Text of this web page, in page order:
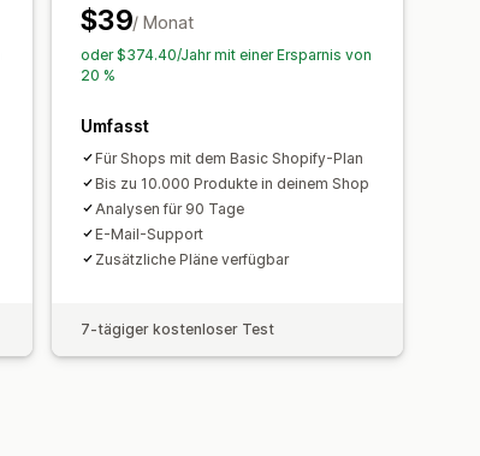
$39/ Monat
oder $374.40/Jahr mit einer Ersparnis von
20 %
Umfasst
Für Shops mit dem Basic Shopify-Plan
Bis zu 10.000 Produkte in deinem Shop
Analysen für 90 Tage
E-Mail-Support
Zusätzliche Pläne verfügbar
7-tägiger kostenloser Test